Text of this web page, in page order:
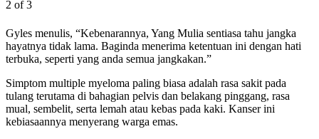
2 of 3
Gyles menulis, “Kebenarannya, Yang Mulia sentiasa tahu jangka
hayatnya tidak lama. Baginda menerima ketentuan ini dengan hati
terbuka, seperti yang anda semua jangkakan.”
Simptom multiple myeloma paling biasa adalah rasa sakit pada
tulang terutama di bahagian pelvis dan belakang pinggang, rasa
mual, sembelit, serta lemah atau kebas pada kaki. Kanser ini
kebiasaannya menyerang warga emas.